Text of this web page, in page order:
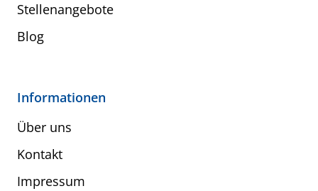
Stellenangebote
Blog
Informationen
Über uns
Kontakt
Impressum